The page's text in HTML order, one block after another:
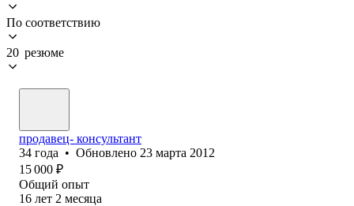
По соответствию
20 резюме
продавец- консультант
34 года • Обновлено 23 марта 2012
15 000 ₽
Общий опыт
16 лет 2 месяца